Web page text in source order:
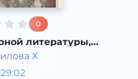
0
литературы,
литература
18 века.
Х